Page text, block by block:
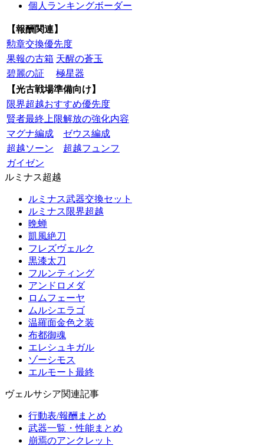
個人ランキングボーダー
【報酬関連】
勲章交換優先度
果報の古箱 天醒の蒼玉
碧麗の証
極星器
【光古戦場準備向け】
限界超越おすすめ優先度
賢者最終上限解放の強化内容
マグナ編成
ゼウス編成
超越ソーン
超越フュンフ
ガイゼン
ルミナス超越
ルミナス武器交換セット
ルミナス限界超越
晩蝉
凱風絶刀
フレズヴェルク
黒漆太刀
フルンティング
アンドロメダ
ロムフェーヤ
ムルシエラゴ
温羅面金色之装
布都御魂
エレシュキガル
ゾーシモス
エルモート最終
ヴェルサシア関連記事
行動表/報酬まとめ
武器一覧・性能まとめ
崩焉のアンクレット